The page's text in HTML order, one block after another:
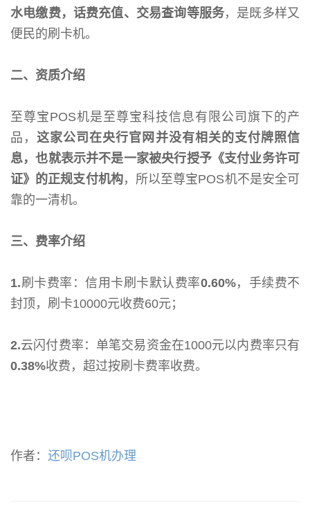
水电缴费，话费充值、交易查询等服务，是既多样又
便民的刷卡机。
二、资质介绍
至尊宝POS机是至尊宝科技信息有限公司旗下的产
品，这家公司在央行官网并没有相关的支付牌照信
息，也就表示并不是一家被央行授予《支付业务许可
证》的正规支付机构，所以至尊宝POS机不是安全可
靠的一清机。
三、费率介绍
1.刷卡费率：信用卡刷卡默认费率0.60%，手续费不
封顶，刷卡10000元收费60元；
2.云闪付费率：单笔交易资金在1000元以内费率只有
0.38%收费，超过按刷卡费率收费。
作者： 还呗POS机办理